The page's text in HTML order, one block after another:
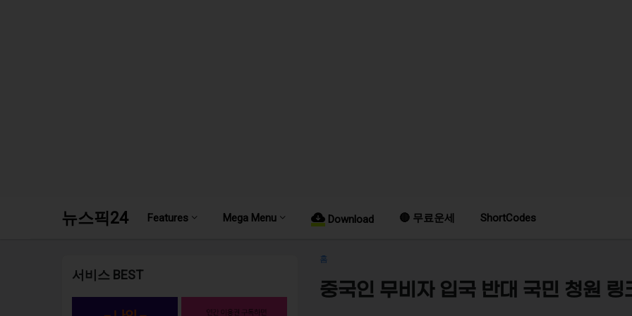
뉴스픽24 Features Mega Menu Download 🔴 무료운세 ShortCodes
홈
중국인 무비자 입국 반대 국민 청원 링
서비스 BEST